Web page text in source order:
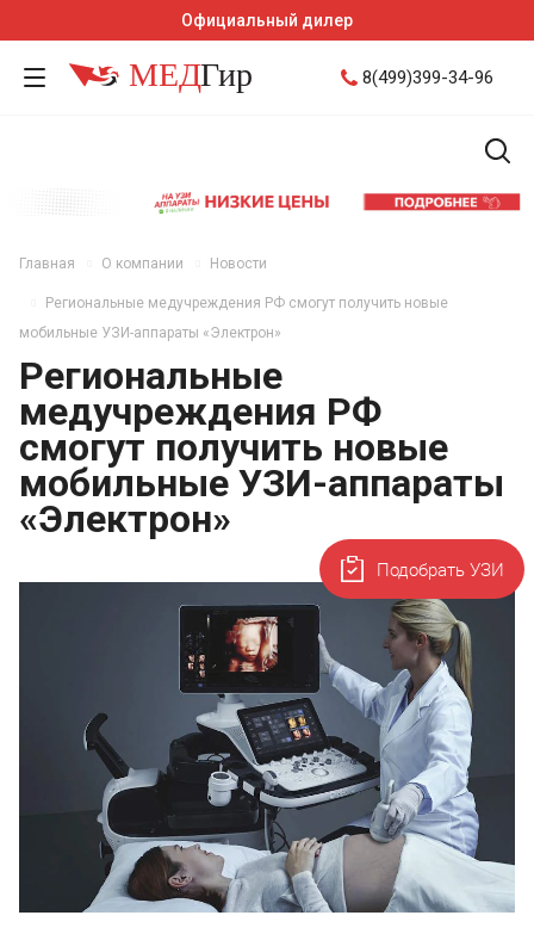
Официальный дилер
8(499)399-34-96
Главная О компании Новости
Региональные медучреждения РФ смогут получить новые
мобильные УЗИ-аппараты «Электрон»
Региональные
медучреждения РФ
смогут получить новые
мобильные УЗИ-аппараты
«Электрон»
Подобрать УЗИ